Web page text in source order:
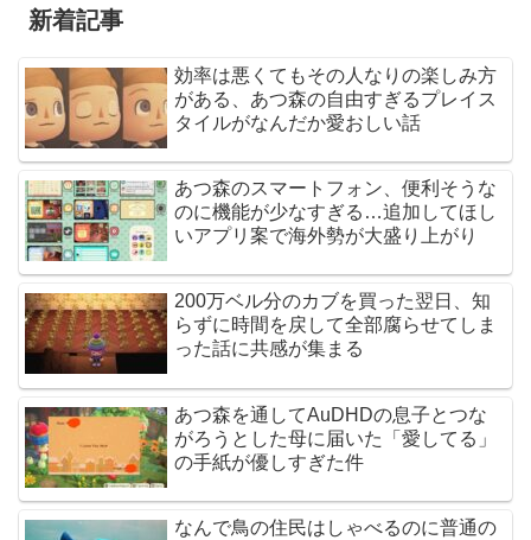
新着記事
効率は悪くてもその人なりの楽しみ方
がある、あつ森の自由すぎるプレイス
タイルがなんだか愛おしい話
あつ森のスマートフォン、便利そうな
のに機能が少なすぎる…追加してほし
いアプリ案で海外勢が大盛り上がり
200万ベル分のカブを買った翌日、知
らずに時間を戻して全部腐らせてしま
った話に共感が集まる
あつ森を通してAuDHDの息子とつな
がろうとした母に届いた「愛してる」
の手紙が優しすぎた件
なんで鳥の住民はしゃべるのに普通の